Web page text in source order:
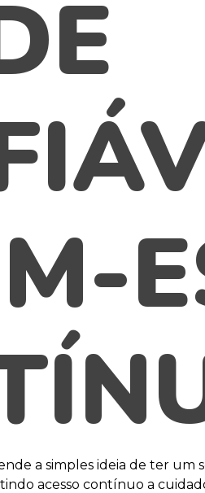
a simples ideia de ter
acesso contínuo a